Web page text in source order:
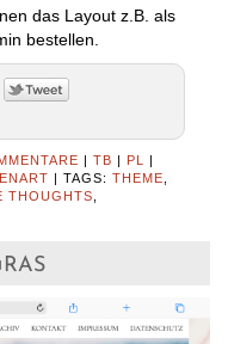
das Layout z.B. als
bestellen.
| TB | PL
|
| TAGS: THEME
THOUGHTS